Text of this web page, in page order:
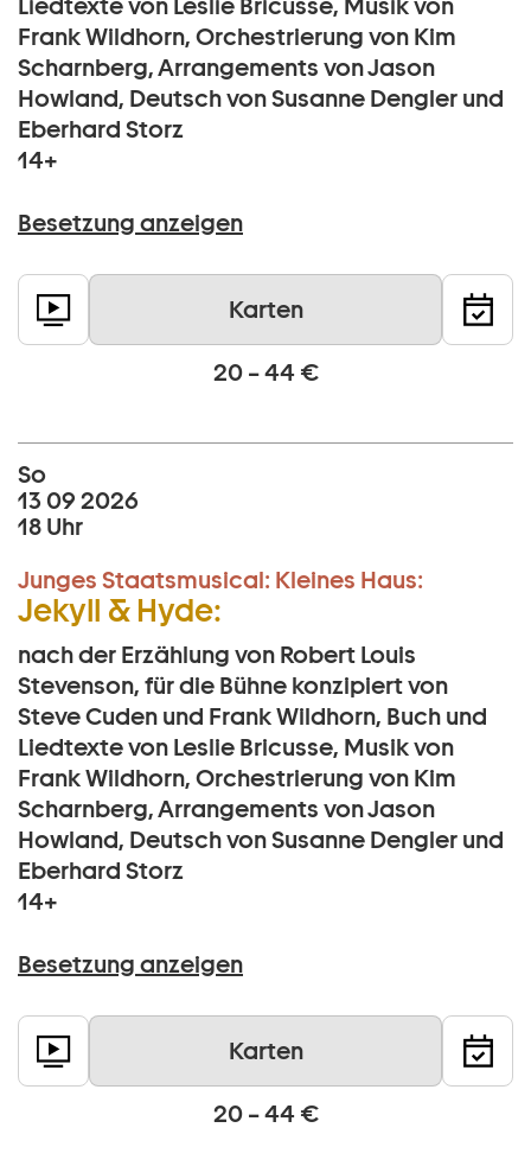
Liedtexte von Leslie Bricusse, Musik von
Frank Wildhorn, Orchestrierung von Kim
Scharnberg, Arrangements von Jason
Howland, Deutsch von Susanne Dengler und
Eberhard Storz
14+
Besetzung anzeigen
Karten
20 – 44 €
So
13 09 2026
18 Uhr
Junges Staatsmusical: Kleines Haus:
Jekyll & Hyde:
nach der Erzählung von Robert Louis
Stevenson, für die Bühne konzipiert von
Steve Cuden und Frank Wildhorn, Buch und
Liedtexte von Leslie Bricusse, Musik von
Frank Wildhorn, Orchestrierung von Kim
Scharnberg, Arrangements von Jason
Howland, Deutsch von Susanne Dengler und
Eberhard Storz
14+
Besetzung anzeigen
Karten
20 – 44 €